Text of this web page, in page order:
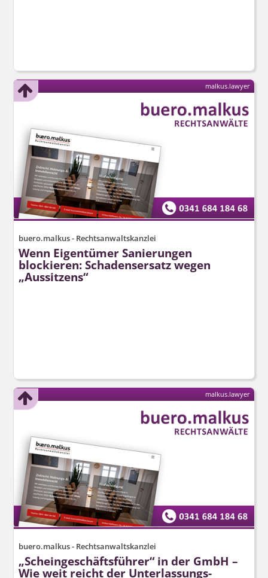
buero.malkus - Rechtsanwaltskanzlei
Wenn Eigentümer Sanierungen
blockieren: Schadensersatz wegen
„Aussitzens“
malkus.lawyer
buero.malkus - Rechtsanwaltskanzlei
„Scheingeschäftsführer“ in der GmbH –
Wie weit reicht der Unterlassungs­
malkus.lawyer